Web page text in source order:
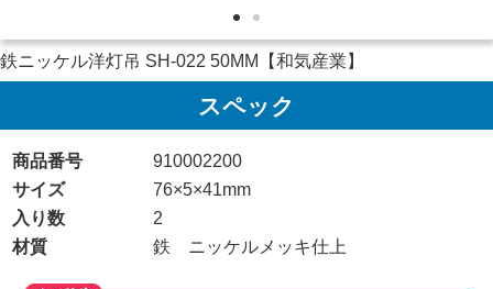
鉄ニッケル洋灯吊 SH-022 50MM【和気産業】
スペック
商品番号
910002200
サイズ
76×5×41mm
入り数
2
材質
鉄 ニッケルメッキ仕上